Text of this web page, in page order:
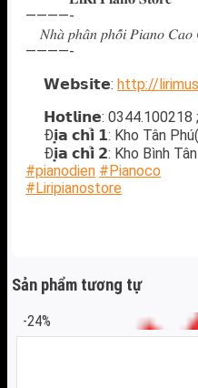
————-
𝑁ℎ𝑎̀ 𝑝ℎ𝑎̂𝑛 𝑝ℎ𝑜̂́𝑖 𝑃𝑖𝑎𝑛𝑜
————-
𝗪𝗲𝗯𝘀𝗶𝘁𝗲: http://
𝗛𝗼𝘁𝗹𝗶𝗻𝗲:
Đ𝗶̣𝗮 𝗰𝗵𝗶̉ 𝟭: Kho Tân
Đ𝗶̣𝗮 𝗰𝗵𝗶̉ 𝟮: Kho Bình Tân
#pianodien #Pianoco
#Liripianostore
Sản phẩm tương tự
-24%